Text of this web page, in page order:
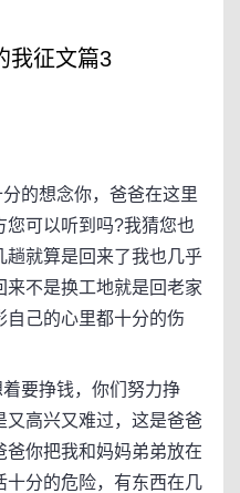
我征文篇3
的想念你，爸爸在这里
可以听到吗?我猜您也
趟就算是回来了我也几乎
不是换工地就是回老家
自己的心里都十分的伤
要挣钱，你们努力挣
高兴又难过，这是爸爸
你把我和妈妈弟弟放在
十分的危险，有东西在几